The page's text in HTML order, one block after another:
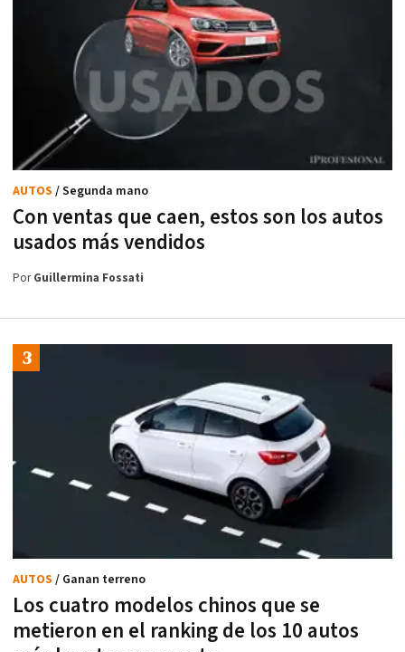
Con ventas que caen, estos son los autos
usados más vendidos
AUTOS / Segunda mano
PorGuillermina Fossati
Los cuatro modelos chinos que se
metieron en el ranking de los 10 autos
AUTOS / Ganan terreno